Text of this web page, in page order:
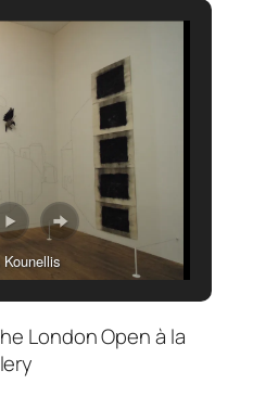
London Openà la